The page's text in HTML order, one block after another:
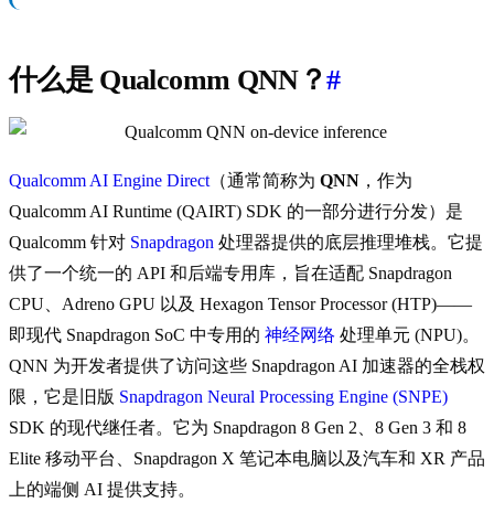
什么是 Qualcomm QNN？#
Qualcomm AI Engine Direct （通常简称为 QNN ，作为
Qualcomm AI Runtime (QAIRT) SDK 的一部分进行分发）是
Qualcomm 针对 Snapdragon 处理器提供的底层推理堆栈。它提
供了一个统一的 API 和后端专用库，旨在适配 Snapdragon
CPU、Adreno GPU 以及 Hexagon Tensor Processor (HTP)——
即现代 Snapdragon SoC 中专用的 神经网络 处理单元 (NPU)。
QNN 为开发者提供了访问这些 Snapdragon AI 加速器的全栈权
限，它是旧版 Snapdragon Neural Processing Engine (SNPE)
SDK 的现代继任者。它为 Snapdragon 8 Gen 2、8 Gen 3 和 8
Elite 移动平台、Snapdragon X 笔记本电脑以及汽车和 XR 产品
上的端侧 AI 提供支持。